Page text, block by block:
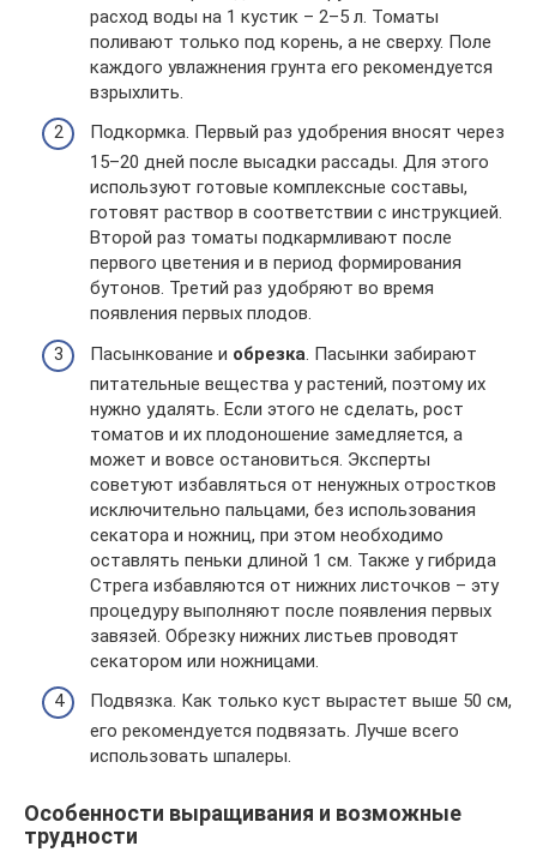
расход воды на 1 кустик – 2–5 л. Томаты
поливают только под корень, а не сверху. Поле
каждого увлажнения грунта его рекомендуется
взрыхлить.
Подкормка. Первый раз удобрения вносят через
15–20 дней после высадки рассады. Для этого
используют готовые комплексные составы,
готовят раствор в соответствии с инструкцией.
Второй раз томаты подкармливают после
первого цветения и в период формирования
бутонов. Третий раз удобряют во время
появления первых плодов.
Пасынкование и обрезка . Пасынки забирают
питательные вещества у растений, поэтому их
нужно удалять. Если этого не сделать, рост
томатов и их плодоношение замедляется, а
может и вовсе остановиться. Эксперты
советуют избавляться от ненужных отростков
исключительно пальцами, без использования
секатора и ножниц, при этом необходимо
оставлять пеньки длиной 1 см. Также у гибрида
Стрега избавляются от нижних листочков – эту
процедуру выполняют после появления первых
завязей. Обрезку нижних листьев проводят
секатором или ножницами.
Подвязка. Как только куст вырастет выше 50 см,
его рекомендуется подвязать. Лучше всего
использовать шпалеры.
Особенности выращивания и возможные
трудности